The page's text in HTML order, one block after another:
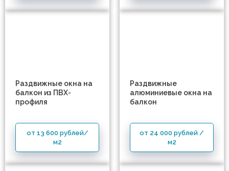
Раздвижные окна на
балкон из ПВХ-
профиля
от 13 600 рублей/
м2
Раздвижные
алюминиевые окна на
балкон
от 24 000 рублей /
м2